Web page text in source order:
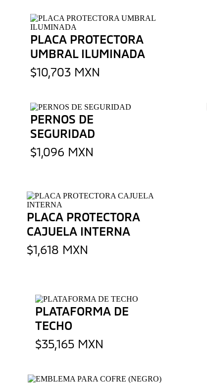
PLACA PROTECTORA
UMBRAL ILUMINADA
$10,703 MXN
PERNOS DE
SEGURIDAD
$1,096 MXN
PLACA PROTECTORA
CAJUELA INTERNA
$1,618 MXN
PLATAFORMA DE
TECHO
$35,165 MXN